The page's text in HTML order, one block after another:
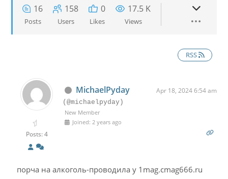
16
Posts
158
Users
0
Likes
17.5 K
Views
RSS
Posts: 4
MichaelPyday Apr 18, 2024 6:54 am
(@michaelpyday)
New Member
Joined: 2 years ago
порча на алкоголь-проводила у 1mag.cmag666.ru